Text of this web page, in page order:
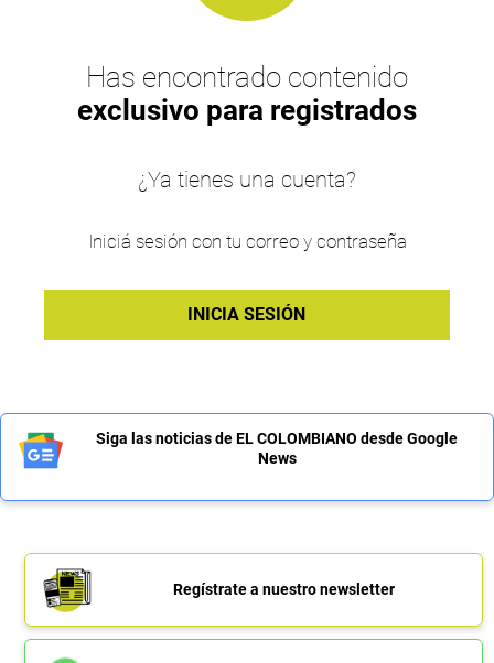
Has encontrado contenido
exclusivo para registrados
¿Ya tienes una cuenta?
Iniciá sesión con tu correo y contraseña
INICIA SESIÓN
Siga las noticias de EL COLOMBIANO desde Google
News
Regístrate a nuestro newsletter